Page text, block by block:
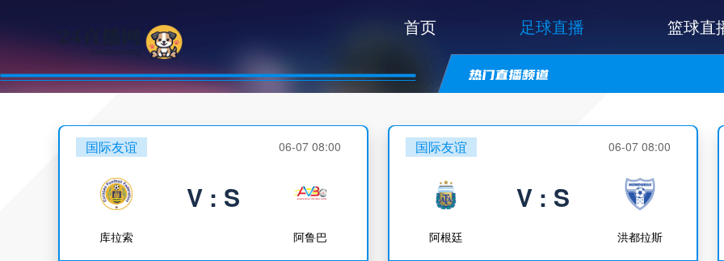
首页 足球直播 篮球直
国际友谊 06-07 08:00
库拉索
V : S
阿鲁巴
国际友谊 06-07 08:00
阿根廷
V : S
洪都拉斯